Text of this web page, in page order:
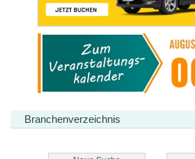
Branchenverzeichnis